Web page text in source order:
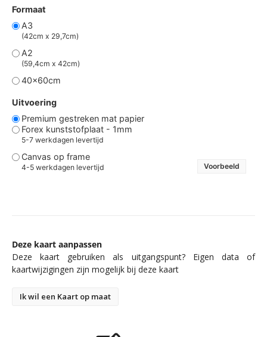
Formaat
A3
(42cm x 29,7cm)
A2
(59,4cm x 42cm)
40x60cm
Uitvoering
Premium gestreken mat papier
Forex kunststofplaat - 1mm
5-7 werkdagen levertijd
Canvas op frame
4-5 werkdagen levertijd Voorbeeld
Deze kaart aanpassen
Deze kaart gebruiken als uitgangspunt? Eigen data of
kaartwijzigingen zijn mogelijk bij deze kaart
Ik wil een Kaart op maat